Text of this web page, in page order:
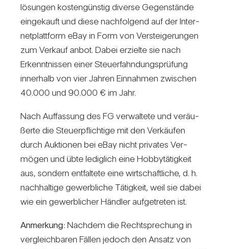
lö­sungen kos­ten­günstig diverse Gegen­stände
ein­ge­kauft und diese nach­fol­gend auf der Inter­
net­platt­form eBay in Form von Ver­stei­ge­rungen
zum Ver­kauf anbot. Dabei erzielte sie nach
Erkennt­nissen einer Steu­er­fahn­dungs­prü­fung
inner­halb von vier Jahren Ein­nahmen zwi­schen
40.000 und 90.000 € im Jahr.
Nach Auf­fas­sung des FG ver­wal­tete und ver­äu­
ßerte die Steu­er­pflich­tige mit den Ver­käufen
durch Auk­tionen bei eBay nicht pri­vates Ver­
mögen und übte ledig­lich eine Hob­by­tä­tig­keit
aus, son­dern ent­fal­tete eine wirt­schaft­liche, d. h.
nach­hal­tige gewerb­liche Tätig­keit, weil sie dabei
wie ein gewerb­li­cher Händler auf­ge­treten ist.
Anmer­kung: Nachdem die Recht­spre­chung in
ver­gleich­baren Fällen jedoch den Ansatz von